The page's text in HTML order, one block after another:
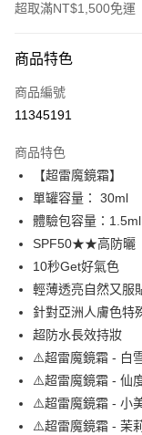
超取滿NT$1,500免運
信用卡一次付款
超商取貨付款
Apple Pay
街口支付
悠遊付
Google Pay
全盈+PAY
大哥付你分期
相關說明
【大哥付你分期使用說
1.本服務由台灣大哥大
流程，驗證手機門號後
AFTEE先享後付
相關說明
商品特色
商品編號
11345191
商品特色
【超雷魔鏡霜】
單罐容量： 30ml
體驗包容量：1.5ml
SPF50★★高防曬
10秒Get好氣色
輕薄透亮自然又服
針對亞洲人膚色特
超防水長效持妝
⚠️超雷魔鏡霜 - 白
⚠️超雷魔鏡霜 - 仙
⚠️超雷魔鏡霜 - 小
⚠️超雷魔鏡霜 - 茉